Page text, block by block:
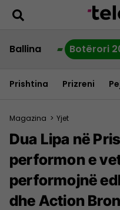
Ballina Botërori
Prishtina Prizreni
Magazina > Yjet
Dua Lipa në
performon e
performojnë
dhe Action